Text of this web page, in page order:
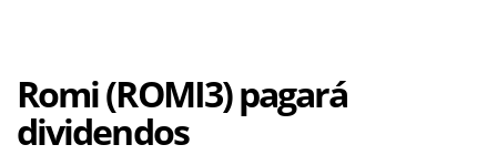
Romi (ROMI3) pagará
dividendos